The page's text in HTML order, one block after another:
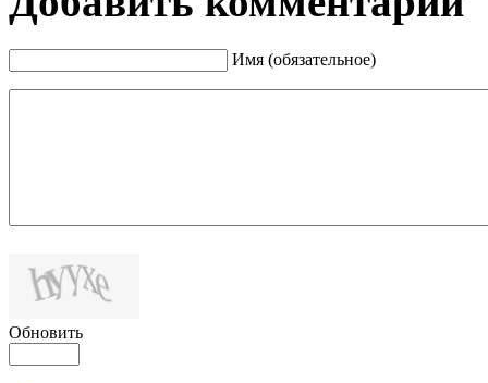
Имя (обязательное)
Обновить